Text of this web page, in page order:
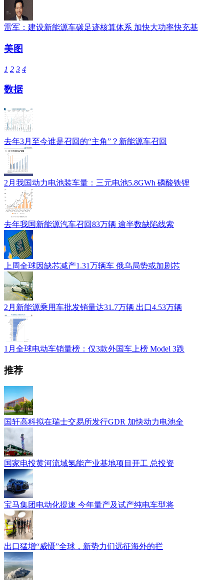
雷军：建设新能源车碳足迹核算体系 加快大功率快充基
美图
1 2 3 4
数据
去年3月至今谁是召回的“主角”？新能源车召回
2月我国动力电池装车量：三元电池5.8GWh 磷酸铁锂
去年我国新能源汽车召回83万辆 逾半数缺陷线索
上周全球因缺芯减产1.31万辆车 俄乌局势或加剧芯
2月新能源乘用车批发销量达31.7万辆 出口4.53万辆
1月全球电动车销量榜：仅3款外国车上榜 Model 3跌
推荐
国轩高科拟在瑞士交易所发行GDR 加快动力电池全
国家电投黄河流域氢能产业基地项目开工 总投资
宝马集团电动化提速 今年量产及试产纯电车型将
出口猛增“威慑”全球，新势力们远征海外的拦